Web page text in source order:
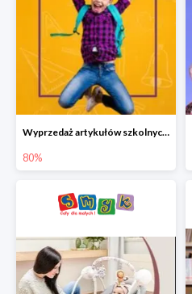
Wyprzedaż artykułów szkolnych w Smyku do -80%
80%